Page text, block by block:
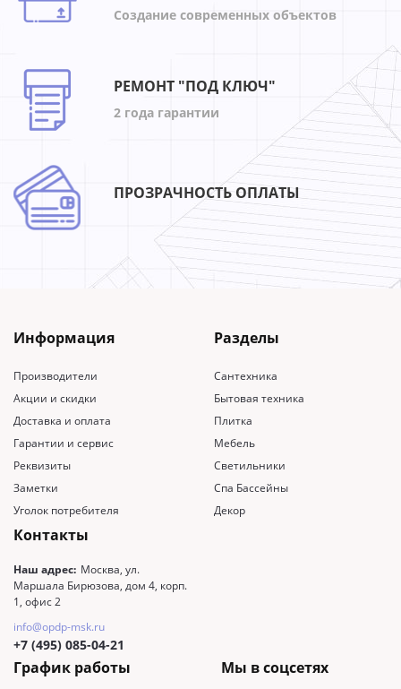
Создание современных объектов
РЕМОНТ "ПОД КЛЮЧ"
2 года гарантии
ПРОЗРАЧНОСТЬ ОПЛАТЫ
Информация
Производители
Акции и скидки
Доставка и оплата
Гарантии и сервис
Реквизиты
Заметки
Уголок потребителя
Разделы
Сантехника
Бытовая техника
Плитка
Мебель
Светильники
Спа Бассейны
Декор
Контакты
Наш адрес: Москва, ул.
Маршала Бирюзова, дом 4, корп.
1, офис 2
info@opdp-msk.ru
+7 (495) 085-04-21
График работы Мы в соцсетях